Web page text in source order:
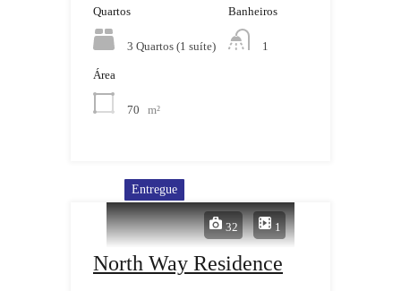
Quartos
3 Quartos (1 suíte)
Banheiros
1
Área
70 m²
32 1
Entregue
North Way Residence